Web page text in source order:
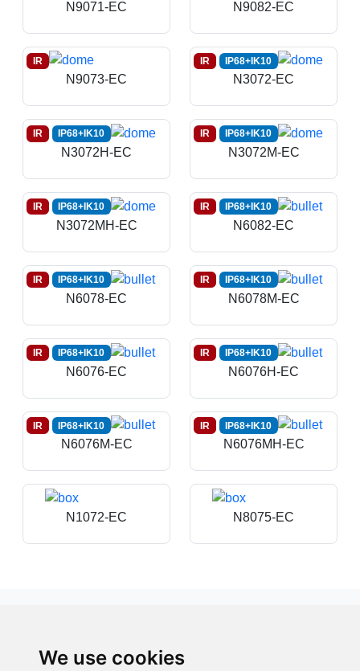
We use cookies
N9071-EC N9082-EC
IR
N9073-EC
IR IP68+IK10
N3072-EC
IR IP68+IK10
N3072H-EC
IR IP68+IK10
N3072M-EC
IR IP68+IK10
N3072MH-EC
IR IP68+IK10
N6082-EC
IR IP68+IK10
N6078-EC
IR IP68+IK10
N6078M-EC
IR IP68+IK10
N6076-EC
IR IP68+IK10
N6076H-EC
IR IP68+IK10
N6076M-EC
IR IP68+IK10
N6076MH-EC
N1072-EC N8075-EC